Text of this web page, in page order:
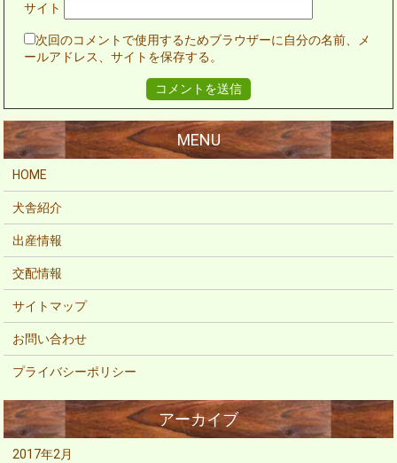
サイト
次回のコメントで使用するためブラウザーに自分の名前、メ
ールアドレス、サイトを保存する。
HOME
犬舎紹介
出産情報
交配情報
サイトマップ
お問い合わせ
プライバシーポリシー
2017年2月